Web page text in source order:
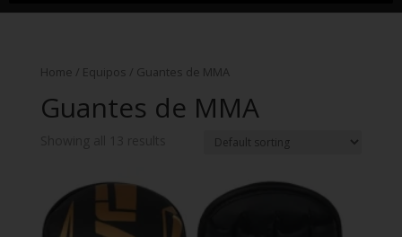
Home / Equipos / Guantes de MMA
Guantes de MMA